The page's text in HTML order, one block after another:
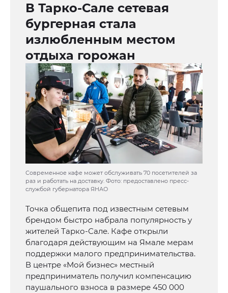
В Тарко-Сале сетевая
бургерная стала
излюбленным местом
отдыха горожан
Современное кафе может обслуживать 70 посетителей за
раз и работать на доставку. Фото: предоставлено пресс-
службой губернатора ЯНАО
Точка общепита под известным сетевым
брендом быстро набрала популярность у
жителей Тарко-Сале. Кафе открыли
благодаря действующим на Ямале мерам
поддержки малого предпринимательства.
В центре «Мой бизнес» местный
предприниматель получил компенсацию
паушального взноса в размере 450 000